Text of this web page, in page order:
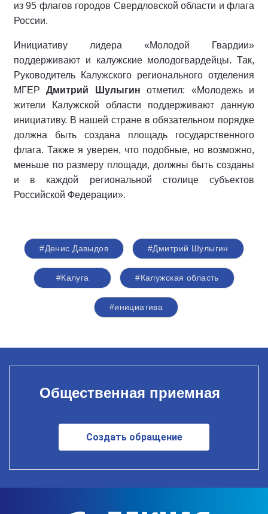
из 95 флагов городов Свердловской области и флага
России.
Инициативу лидера «Молодой Гвардии»
поддерживают и калужские молодогвардейцы. Так,
Руководитель Калужского регионального отделения
МГЕРДмитрий Шулыгин отметил: «Молодежь и
жители Калужской области поддерживают данную
инициативу. В нашей стране в обязательном порядке
должна быть создана площадь государственного
флага. Также я уверен, что подобные, но возможно,
меньше по размеру площади, должны быть созданы
и в каждой региональной столице субъектов
Российской Федерации».
#Денис Давыдов #Дмитрий Шулыгин
#Калуга #Калужская область
#инициатива
Общественная приемная
Создать обращение